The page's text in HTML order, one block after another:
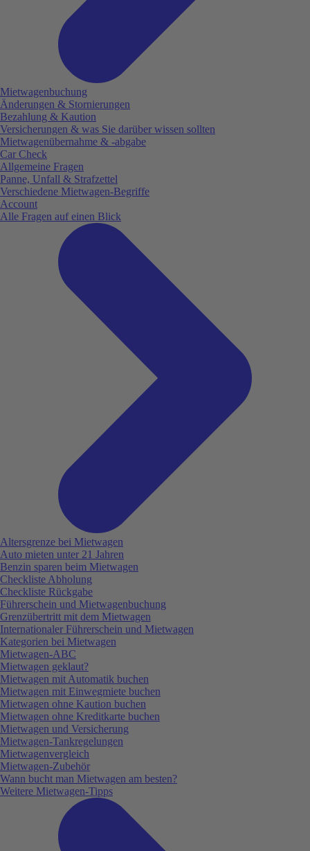
Mietwagenbuchung
Änderungen & Stornierungen
Bezahlung & Kaution
Versicherungen & was Sie darüber wissen sollten
Mietwagenübernahme & -abgabe
Car Check
Allgemeine Fragen
Panne, Unfall & Strafzettel
Verschiedene Mietwagen-Begriffe
Account
Alle Fragen auf einen Blick
Altersgrenze bei Mietwagen
Auto mieten unter 21 Jahren
Benzin sparen beim Mietwagen
Checkliste Abholung
Checkliste Rückgabe
Führerschein und Mietwagenbuchung
Grenzübertritt mit dem Mietwagen
Internationaler Führerschein und Mietwagen
Kategorien bei Mietwagen
Mietwagen-ABC
Mietwagen geklaut?
Mietwagen mit Automatik buchen
Mietwagen mit Einwegmiete buchen
Mietwagen ohne Kaution buchen
Mietwagen ohne Kreditkarte buchen
Mietwagen und Versicherung
Mietwagen-Tankregelungen
Mietwagenvergleich
Mietwagen-Zubehör
Wann bucht man Mietwagen am besten?
Weitere Mietwagen-Tipps